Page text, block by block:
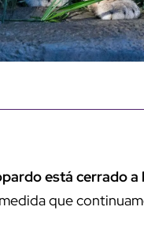
está cerrado a
que